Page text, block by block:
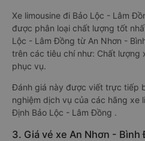
Xe limousine đi Bảo Lộc - Lâm
được phân loại chất lượng tốt
Lộc - Lâm Đồng từ An Nhơn -
trên các tiêu chí như: Chất lượng
phục vụ.
Đánh giá này được viết trực tiếp
nghiệm dịch vụ của các hãng xe
Định Bảo Lộc - Lâm Đồng .
3. Giá vé xe An Nhơn - Bình